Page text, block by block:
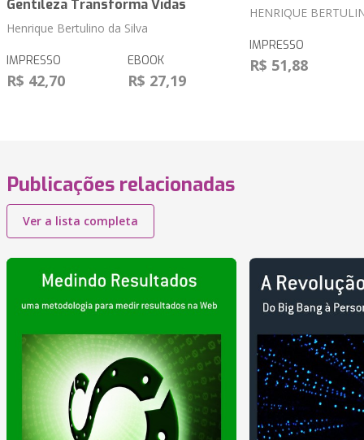
Gentileza Transforma Vidas
Henrique Bertulino da Silva
IMPRESSO
R$ 42,70
EBOOK
R$ 27,19
HENRIQUE
IMPRESSO
R$ 51,88
Publicações relacionadas
Ver a lista completa